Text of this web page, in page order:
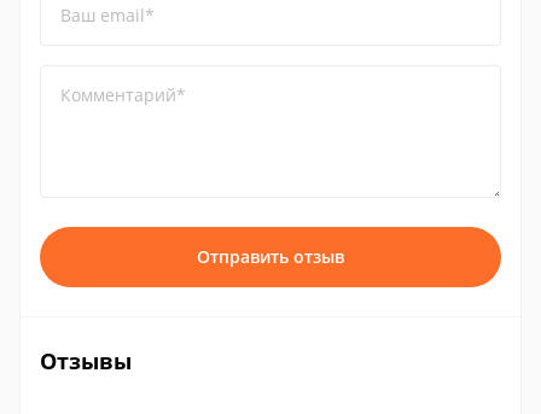
Ваш email*
Комментарий*
Отправить отзыв
Отзывы